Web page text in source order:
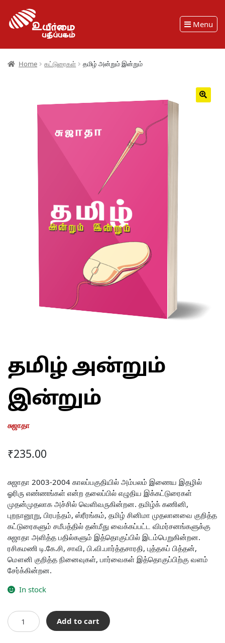
Menu
Home கட்டுரைகள் தமிழ் அன்றும் இன்றும்
தமிழ் அன்றும்
இன்றும்
சுஜாதா
₹235.00
சுஜாதா 2003-2004 காலப்பகுதியில் அம்பலம் இணைய இதழில்
ஓரிரு எண்ணங்கள் என்ற தலைப்பில் எழுதிய இக்கட்டுரைகள்
முதன்முதலாக அச்சில் வெளிவருகின்றன. தமிழ்க் கணினி,
புறநானூறு, பிரபந்தம், ஸ்ரீரங்கம், தமிழ் சினிமா முதலானவை குறித்த
கட்டுரைகளும் சமீபத்தில் தன்மீது வைக்கப்பட்ட விமர்சனங்களுக்கு
சுஜாதா அளித்த பதில்களும் இத்தொகுப்பில் இடம்பெறுகின்றன.
ரசிகமணி டி.கே.சி, சாவி, பி.வி.பார்த்தசாரதி, புத்தகப் பித்தன்,
மௌனி குறித்த நினைவுகள், பார்வைகள் இத்தொகுப்பிற்கு வளம்
சேர்க்கின்றன.
In stock
தமிழ்
அன்றும்
Add to cart